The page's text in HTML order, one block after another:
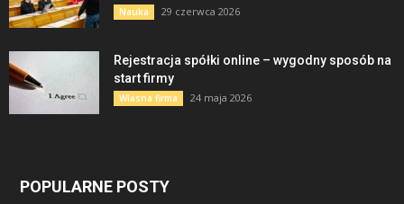
Nauka 29 czerwca 2026
Rejestracja spółki online – wygodny sposób na
start firmy
Własna firma 24 maja 2026
POPULARNE POSTY